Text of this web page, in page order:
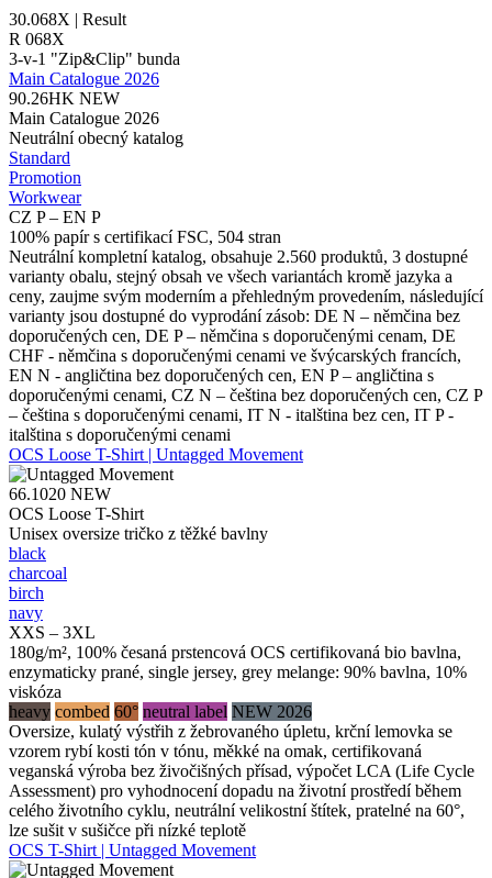
30.068X | Result
R 068X
3-v-1 "Zip&Clip" bunda
Main Catalogue 2026
90.26HK NEW
Main Catalogue 2026
Neutrální obecný katalog
Standard
Promotion
Workwear
CZ P – EN P
100% papír s certifikací FSC, 504 stran
Neutrální kompletní katalog, obsahuje 2.560 produktů, 3 dostupné
varianty obalu, stejný obsah ve všech variantách kromě jazyka a
ceny, zaujme svým moderním a přehledným provedením, následující
varianty jsou dostupné do vyprodání zásob: DE N – němčina bez
doporučených cen, DE P – němčina s doporučenými cenam, DE
CHF - němčina s doporučenými cenami ve švýcarských francích,
EN N - angličtina bez doporučených cen, EN P – angličtina s
doporučenými cenami, CZ N – čeština bez doporučených cen, CZ P
– čeština s doporučenými cenami, IT N - italština bez cen, IT P -
italština s doporučenými cenami
OCS Loose T-Shirt | Untagged Movement
66.1020 NEW
OCS Loose T-Shirt
Unisex oversize tričko z těžké bavlny
black
charcoal
birch
navy
XXS – 3XL
180g/m², 100% česaná prstencová OCS certifikovaná bio bavlna,
enzymaticky prané, single jersey, grey melange: 90% bavlna, 10%
viskóza
heavy combed 60° neutral label NEW 2026
Oversize, kulatý výstřih z žebrovaného úpletu, krční lemovka se
vzorem rybí kosti tón v tónu, měkké na omak, certifikovaná
veganská výroba bez živočišných přísad, výpočet LCA (Life Cycle
Assessment) pro vyhodnocení dopadu na životní prostředí během
celého životního cyklu, neutrální velikostní štítek, pratelné na 60°,
lze sušit v sušičce při nízké teplotě
OCS T-Shirt | Untagged Movement